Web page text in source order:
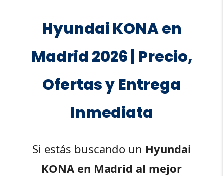
Hyundai KONA en
Madrid 2026 | Precio,
Ofertas y Entrega
Inmediata
Si estás buscando un Hyundai
KONA en Madrid al mejor